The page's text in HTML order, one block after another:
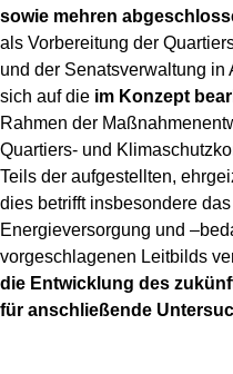
sowie mehren
als Vorbereitung der
und der Senatsverwaltung in
sich auf die im Konzept
Rahmen der
Quartiers- und
Teils der aufgestellten,
dies betrifft insbesondere
Energieversorgung und
vorgeschlagenen Leitbilds
die Entwicklung des
für anschließende